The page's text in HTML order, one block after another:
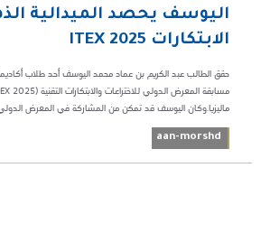
اليوسف يحصد الميدالية
الابتكارات ITEX 2025
حقق الطالب عبد الكريم بن عماد محمد اليوسف أحد طلاب
ماليزيا.وكان اليوسف قد تمكن من المشاركة في المعرض
aan-morshd